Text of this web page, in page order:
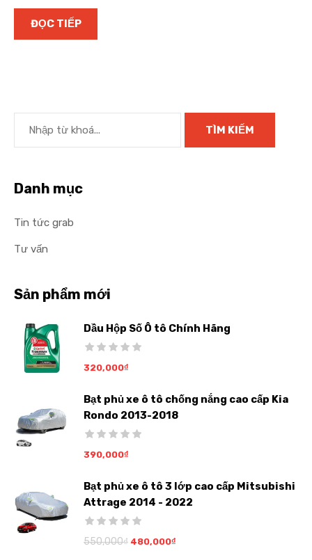
ĐỌC TIẾP
Danh mục
Tin tức grab
Tư vấn
Sản phẩm mới
Dầu Hộp Số Ô tô Chính Hãng
320,000₫
Bạt phủ xe ô tô chống nắng cao cấp Kia
Rondo 2013-2018
390,000₫
Bạt phủ xe ô tô 3 lớp cao cấp Mitsubishi
Attrage 2014 - 2022
550,000₫ 480,000₫